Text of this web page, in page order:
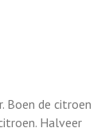
Boen de citroen
Halveer